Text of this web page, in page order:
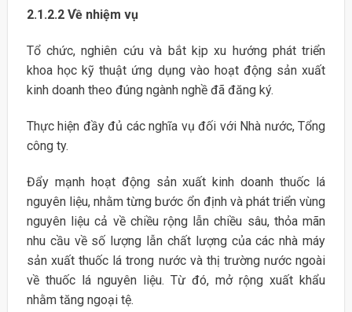
2.1.2.2 Về nhiệm vụ
Tổ chức, nghiên cứu và bắt kịp xu hướng phát triển
khoa học kỹ thuật ứng dụng vào hoạt động sản xuất
kinh doanh theo đúng ngành nghề đã đăng ký.
Thực hiện đầy đủ các nghĩa vụ đối với Nhà nước, Tổng
công ty.
Đẩy mạnh hoạt động sản xuất kinh doanh thuốc lá
nguyên liệu, nhằm từng bước ổn định và phát triển vùng
nguyên liệu cả về chiều rộng lẫn chiều sâu, thỏa mãn
nhu cầu về số lượng lẫn chất lượng của các nhà máy
sản xuất thuốc lá trong nước và thị trường nước ngoài
về thuốc lá nguyên liệu. Từ đó, mở rộng xuất khẩu
nhằm tăng ngoại tệ.